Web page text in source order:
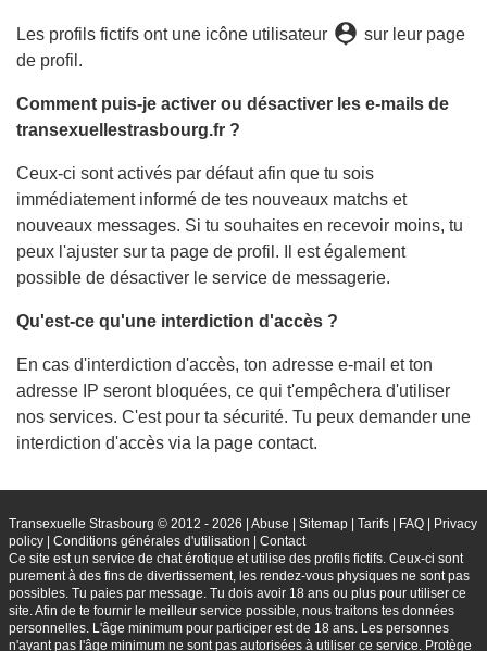
Les profils fictifs ont une icône utilisateur person_pin sur leur page
de profil.
Comment puis-je activer ou désactiver les e-mails de
transexuellestrasbourg.fr ?
Ceux-ci sont activés par défaut afin que tu sois
immédiatement informé de tes nouveaux matchs et
nouveaux messages. Si tu souhaites en recevoir moins, tu
peux l'ajuster sur ta page de profil. Il est également
possible de désactiver le service de messagerie.
Qu'est-ce qu'une interdiction d'accès ?
En cas d'interdiction d'accès, ton adresse e-mail et ton
adresse IP seront bloquées, ce qui t'empêchera d'utiliser
nos services. C'est pour ta sécurité. Tu peux demander une
interdiction d'accès via la page contact.
Transexuelle Strasbourg © 2012 - 2026 Abuse Sitemap| Tarifs| FAQ|
Privacy
policy| Conditions générales d'utilisation
Contact
Ce site est un service de chat érotique et utilise des profils fictifs. Ceux-ci sont
purement à des fins de divertissement, les rendez-vous physiques ne sont pas
possibles. Tu paies par message. Tu dois avoir 18 ans ou plus pour utiliser ce
site. Afin de te fournir le meilleur service possible, nous traitons tes données
personnelles. L'âge minimum pour participer est de 18 ans. Les personnes
n'ayant pas l'âge minimum ne sont pas autorisées à utiliser ce service. Protège